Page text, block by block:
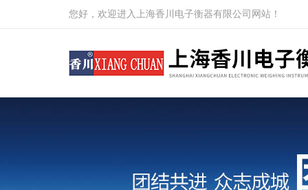
您好，欢迎进入上海香川电子衡器有限公司网站！